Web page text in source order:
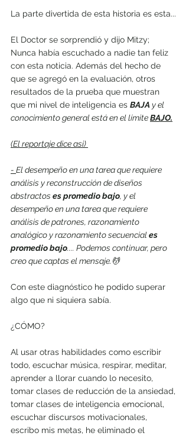
La parte divertida de esta historia es esta...
El Doctor se sorprendió y dijo Mitzy;
Nunca había escuchado a nadie tan feliz
con esta noticia. Además del hecho de
que se agregó en la evaluación, otros
resultados de la prueba que muestran
que mi nivel de inteligencia es BAJA y el
conocimiento general está en el límite BAJO.
(El reportaje dice asi)
- El desempeño en una tarea que requiere
análisis y reconstrucción de diseños
abstractos es promedio bajo, y el
desempeño en una tarea que requiere
análisis de patrones, razonamiento
analógico y razonamiento secuencial es
promedio bajo.... Podemos continuar, pero
creo que captas el mensaje.💆
Con este diagnóstico he podido superar
algo que ni siquiera sabía.
¿CÓMO?
Al usar otras habilidades como escribir
todo, escuchar música, respirar, meditar,
aprender a llorar cuando lo necesito,
tomar clases de reducción de la ansiedad,
tomar clases de inteligencia emocional,
escuchar discursos motivacionales,
escribo mis metas, he eliminado el